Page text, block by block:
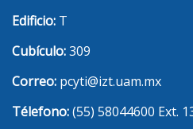
Edificio: T
Cubículo:309
Correo: pcyti@izt.uam.mx
Télefono:(55) 58044600 Ext.